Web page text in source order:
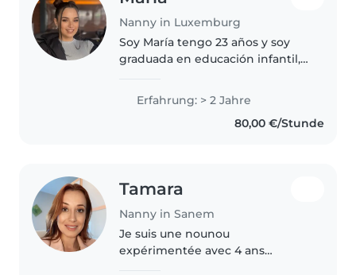
Nanny in Luxemburg
Soy María tengo 23 años y soy
graduada en educación infantil,
los niños.
Erfahrung: > 2 Jahre
80,00 €/Stunde
Tamara
Nanny in Sanem
Je suis une nounou
expérimentée avec 4 ans